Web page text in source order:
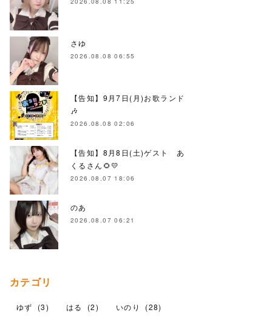
さゆ
2026.08.08 06:55
【告知】9月7日(月)お歌ランド
🎶
2026.08.08 02:06
【告知】8月8日(土)ゲスト あ
くるさん🌻💛
2026.08.07 18:06
のあ
2026.08.07 06:21
カテゴリ
ゆず (3) はる (2) いのり (28)